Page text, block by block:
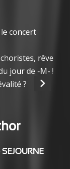
concert
rêve
jour de -M- !
?